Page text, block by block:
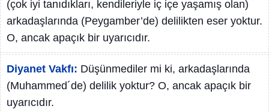
(çok iyi tanıdıkları, kendileriyle iç içe yaşamış olan)
arkadaşlarında (Peygamber’de) delilikten eser yoktur.
O, ancak apaçık bir uyarıcıdır.
Diyanet Vakfı: Düşünmediler mi ki, arkadaşlarında
(Muhammed´de) delilik yoktur? O, ancak apaçık bir
uyarıcıdır.